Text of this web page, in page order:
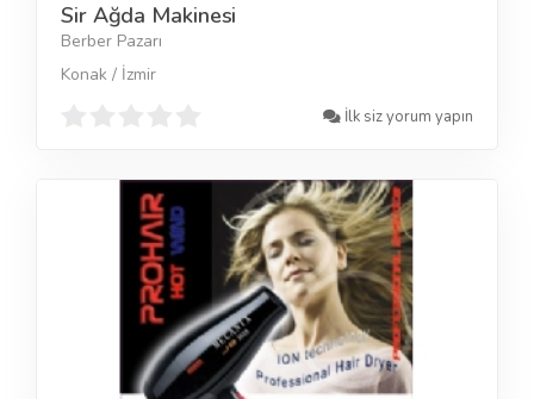
Sir Ağda Makinesi
Berber Pazarı
Konak / İzmir
İlk siz yorum yapın